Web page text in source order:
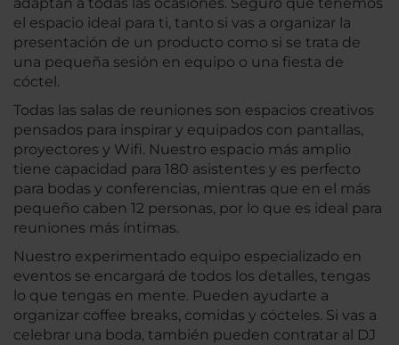
el espacio ideal para ti, tanto si vas a organizar la
presentación de un producto como si se trata de
una pequeña sesión en equipo o una fiesta de
cóctel.
Todas las salas de reuniones son espacios creativos
pensados para inspirar y equipados con pantallas,
proyectores y Wifi. Nuestro espacio más amplio
tiene capacidad para 180 asistentes y es perfecto
para bodas y conferencias, mientras que en el más
pequeño caben 12 personas, por lo que es ideal para
reuniones más íntimas.
Nuestro experimentado equipo especializado en
eventos se encargará de todos los detalles, tengas
lo que tengas en mente. Pueden ayudarte a
organizar coffee breaks, comidas y cócteles. Si vas a
celebrar una boda, también pueden contratar al DJ